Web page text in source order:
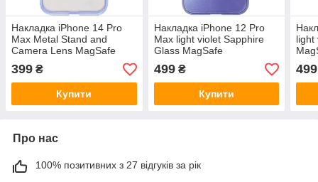
Накладка iPhone 14 Pro
Max Metal Stand and
Camera Lens MagSafe
Light violet
399 ₴
Купити
Накладка iPhone 12 Pro
Max light violet Sapphire
Glass MagSafe
499₴
Купити
light
499
Про нас
100% позитивних з 27 відгуків за рік